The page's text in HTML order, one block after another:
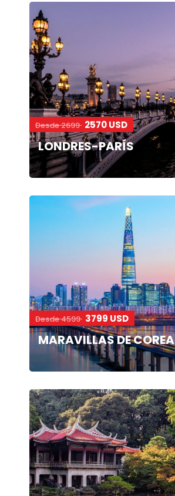
Desde 2699 2570 USD
LONDRES-PARÍS
Desde 4599 3799 USD
MARAVILLAS DE COREA